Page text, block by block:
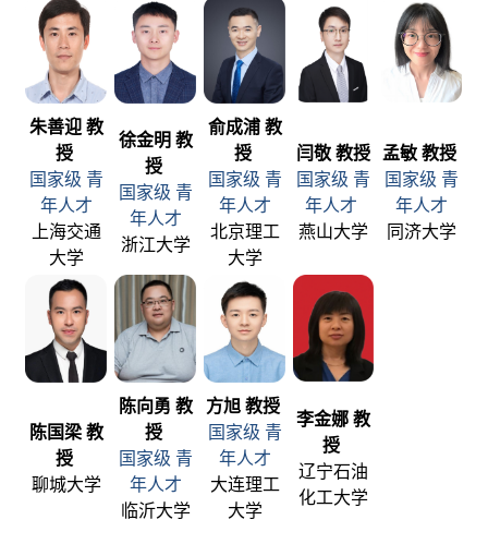
朱善迎 教
授
国家级 青
年人才
上海交通
大学
徐金明 教
授
国家级 青
年人才
浙江大学
俞成浦 教
授
国家级 青
年人才
北京理工
大学
闫敬 教授
国家级 青
年人才
燕山大学
孟敏 教授
国家级 青
年人才
同济大学
陈国梁 教
授
聊城大学
陈向勇 教
授
国家级 青
年人才
临沂大学
方旭 教授
国家级 青
年人才
大连理工
大学
李金娜 教
授
辽宁石油
化工大学